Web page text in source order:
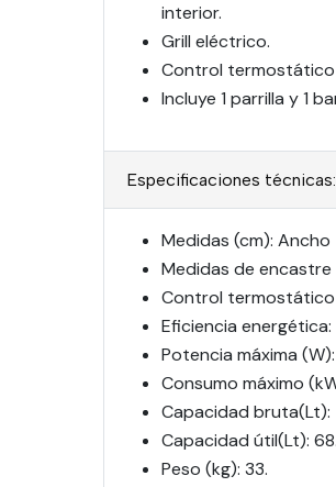
interior.
Grill eléctrico.
Control
Incluye 1 parrilla y 1
Especificaciones técnicas:
Medidas (cm):
Medidas de
Control termostático
Eficiencia energética:
Potencia máxima
Consumo máximo
Capacidad bruta(Lt):
Capacidad útil(Lt):
Peso (kg): 33.